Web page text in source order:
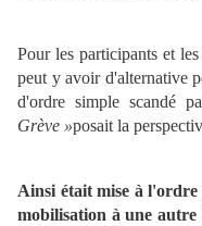
Pour les participants et
peut y avoir d'alternative
d'ordre simple scandé
Grève »posait la
Ainsi était mise à
mobilisation à une autre